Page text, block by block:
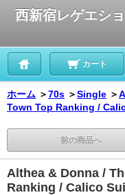
西新宿レゲエシ
カート
ホーム ＞70s ＞Single ＞
Town Top Ranking /
前の商品へ
Althea & Donna /
Ranking / Calico